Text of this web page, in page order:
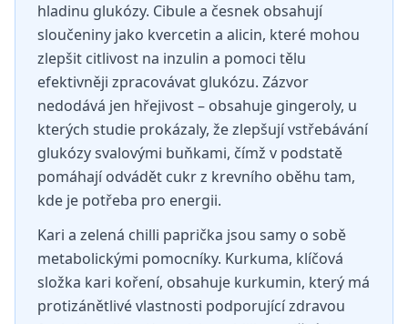
hladinu glukózy. Cibule a česnek obsahují
sloučeniny jako kvercetin a alicin, které mohou
zlepšit citlivost na inzulin a pomoci tělu
efektivněji zpracovávat glukózu. Zázvor
nedodává jen hřejivost – obsahuje gingeroly, u
kterých studie prokázaly, že zlepšují vstřebávání
glukózy svalovými buňkami, čímž v podstatě
pomáhají odvádět cukr z krevního oběhu tam,
kde je potřeba pro energii.
Kari a zelená chilli paprička jsou samy o sobě
metabolickými pomocníky. Kurkuma, klíčová
složka kari koření, obsahuje kurkumin, který má
protizánětlivé vlastnosti podporující zdravou